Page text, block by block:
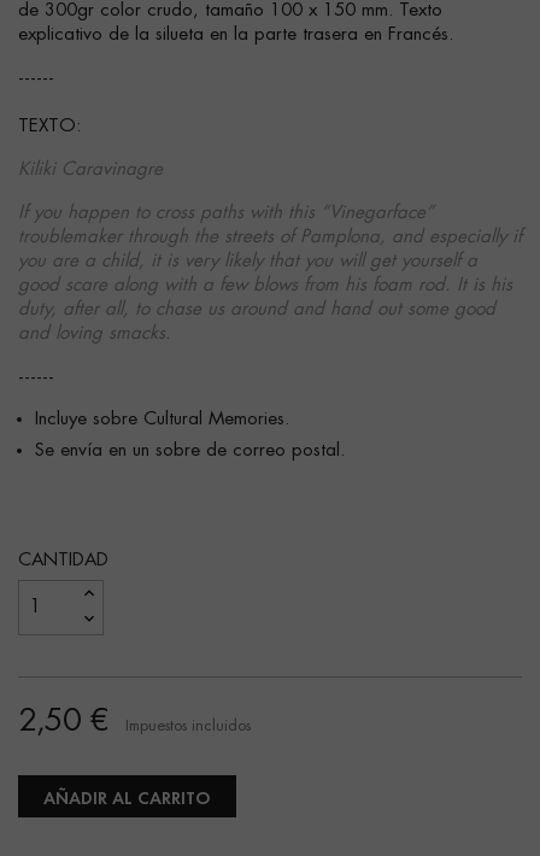
de 300gr color crudo, tamaño 100 x 150 mm. Texto
explicativo de la silueta en la parte trasera en Francés.
------
TEXTO:
Kiliki Caravinagre
If you happen to cross paths with this “Vinegarface”
troublemaker through the streets of Pamplona, and especially if
you are a child, it is very likely that you will get yourself a
good scare along with a few blows from his foam rod. It is his
duty, after all, to chase us around and hand out some good
and loving smacks.
------
Incluye sobre Cultural Memories.
Se envía en un sobre de correo postal.
CANTIDAD
2,50 € Impuestos incluidos
AÑADIR AL CARRITO